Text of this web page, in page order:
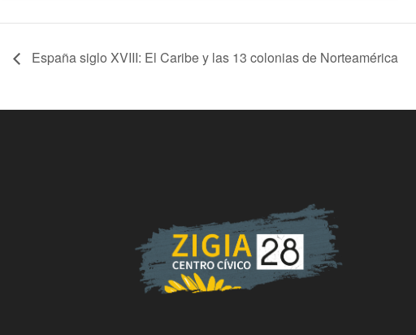
España siglo XVIII: El Caribe y las 13 colonias de Norteamérica